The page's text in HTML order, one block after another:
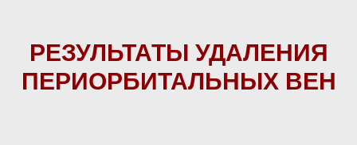
РЕЗУЛЬТАТЫ УДАЛЕНИЯ
ПЕРИОРБИТАЛЬНЫХ ВЕН